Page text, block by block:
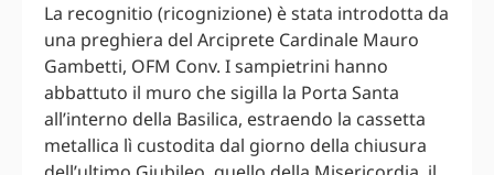
La recognitio (ricognizione) è stata introdotta da
una preghiera del Arciprete Cardinale Mauro
Gambetti, OFM Conv. I sampietrini hanno
abbattuto il muro che sigilla la Porta Santa
all’interno della Basilica, estraendo la cassetta
metallica lì custodita dal giorno della chiusura